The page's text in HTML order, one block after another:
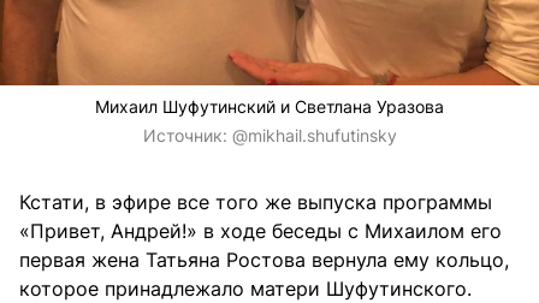
Михаил Шуфутинский и Светлана Уразова
Источник: @mikhail.shufutinsky
Кстати, в эфире все того же выпуска программы
«Привет, Андрей!» в ходе беседы с Михаилом его
первая жена Татьяна Ростова вернула ему кольцо,
которое принадлежало матери Шуфутинского.